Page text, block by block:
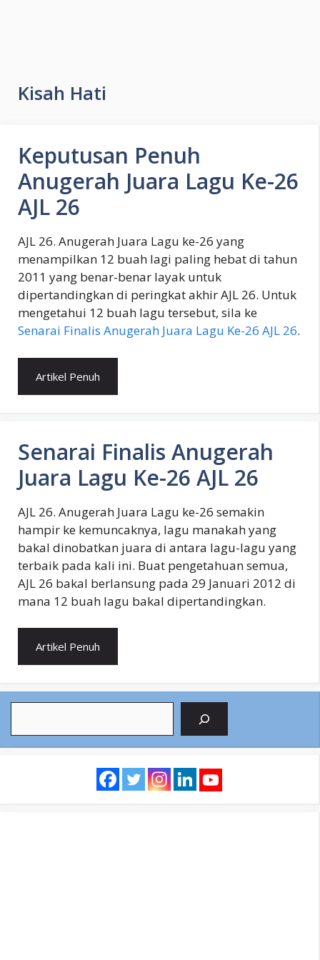
Kisah Hati
Keputusan Penuh
Anugerah Juara Lagu Ke-26
AJL 26
AJL 26. Anugerah Juara Lagu ke-26 yang
menampilkan 12 buah lagi paling hebat di tahun
2011 yang benar-benar layak untuk
dipertandingkan di peringkat akhir AJL 26. Untuk
mengetahui 12 buah lagu tersebut, sila ke
Senarai Finalis Anugerah Juara Lagu Ke-26 AJL 26.
Artikel Penuh
Senarai Finalis Anugerah
Juara Lagu Ke-26 AJL 26
AJL 26. Anugerah Juara Lagu ke-26 semakin
hampir ke kemuncaknya, lagu manakah yang
bakal dinobatkan juara di antara lagu-lagu yang
terbaik pada kali ini. Buat pengetahuan semua,
AJL 26 bakal berlansung pada 29 Januari 2012 di
mana 12 buah lagu bakal dipertandingkan.
Artikel Penuh